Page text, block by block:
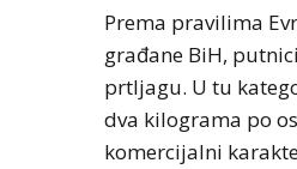
Prema pravilima
građane BiH,
prtljagu. U tu
dva kilograma po
komercijalni